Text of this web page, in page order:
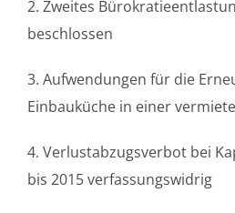
2. Zweites
beschlossen
3. Aufwendungen für die
Einbauküche in einer
4. Verlustabzugsverbot bei
bis 2015 verfassungswidrig